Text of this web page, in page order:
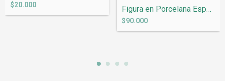
$20.000 Figura en Porcelana Española Lladro &quo...
$90.000